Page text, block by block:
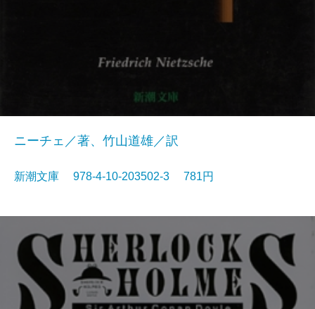
ニーチェ／著、竹山道雄／訳
新潮文庫 978-4-10-203502-3 781円